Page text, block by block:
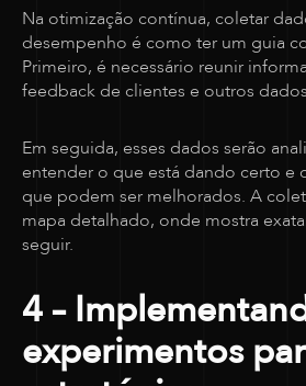
Na otimização contínua, coletar
desempenho é como ter um guia
Primeiro, é necessário reunir
feedback de clientes e outros
Em seguida, esses dados serão
entender o que está dando certo e
que podem ser melhorados. A
mapa detalhado, onde mostra
seguir.
4 –
experimentos